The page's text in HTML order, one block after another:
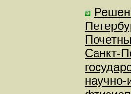
Санкт-
научно-